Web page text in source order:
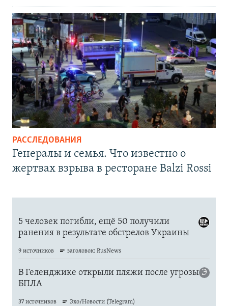
РАССЛЕДОВАНИЯ
Генералы и семья. Что известно о
жертвах взрыва в ресторане Balzi Rossi